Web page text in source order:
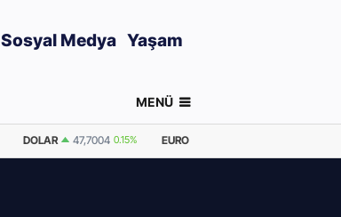
Sosyal Medya Yaşam
MENÜ
DOLAR 47,7004 0.15% EURO